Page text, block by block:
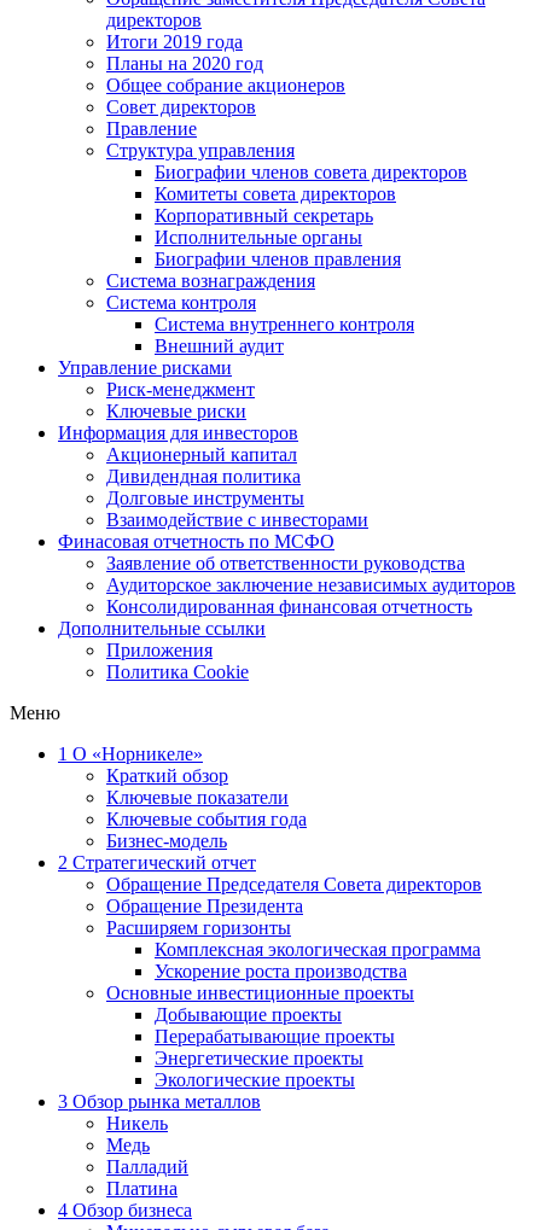
директоров
Итоги 2019 года
Планы на 2020 год
Общее собрание акционеров
Совет директоров
Правление
Структура управления
Биографии членов совета директоров
Комитеты совета директоров
Корпоративный секретарь
Исполнительные органы
Биографии членов правления
Система вознаграждения
Система контроля
Система внутреннего контроля
Внешний аудит
Управление рисками
Риск-менеджмент
Ключевые риски
Информация для инвесторов
Акционерный капитал
Дивидендная политика
Долговые инструменты
Взаимодействие с инвеcторами
Финасовая отчетность по МСФО
Заявление об ответственности руководства
Аудиторское заключение независимых аудиторов
Консолидированная финансовая отчетность
Дополнительные ссылки
Приложения
Политика Cookie
Меню
1 О «Норникеле»
Краткий обзор
Ключевые показатели
Ключевые события года
Бизнес-модель
2 Стратегический отчет
Обращение Председателя Совета директоров
Обращение Президента
Расширяем горизонты
Комплексная экологическая программа
Ускорение роста производства
Основные инвестиционные проекты
Добывающие проекты
Перерабатывающие проекты
Энергетические проекты
Экологические проекты
3 Обзор рынка металлов
Никель
Медь
Палладий
Платина
4 Обзор бизнеса